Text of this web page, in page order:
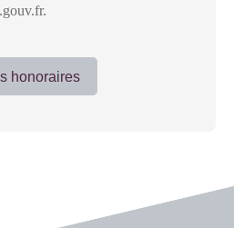
honoraires